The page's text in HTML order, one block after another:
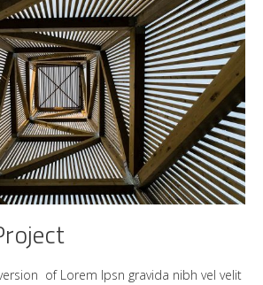
of Lorem Ipsn gravida nibh vel velit